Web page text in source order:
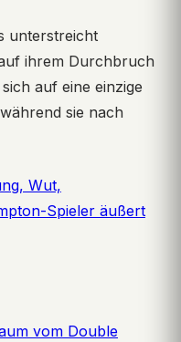
unterstreicht
ihrem Durchbruch
auf eine einzige
sie nach
Wut,
Spieler äußert
vom Double